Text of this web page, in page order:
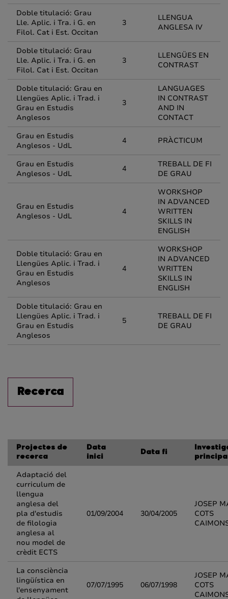
Doble titulació: Grau
Lle. Aplic. i Tra. i G. en
Filol. Cat i Est. Occitan
3
LLENGUA
ANGLESA IV
Doble titulació: Grau
Lle. Aplic. i Tra. i G. en
Filol. Cat i Est. Occitan
3
LLENGÜES EN
CONTRAST
Doble titulació: Grau en
Llengües Aplic. i Trad. i
Grau en Estudis
Anglesos
3
LANGUAGES
IN CONTRAST
AND IN
CONTACT
Grau en Estudis
Anglesos - UdL
4 PRÀCTICUM
Grau en Estudis
Anglesos - UdL
4
TREBALL DE FI
DE GRAU
Grau en Estudis
Anglesos - UdL
4
WORKSHOP
IN ADVANCED
WRITTEN
SKILLS IN
ENGLISH
Doble titulació: Grau en
Llengües Aplic. i Trad. i
Grau en Estudis
Anglesos
4
WORKSHOP
IN ADVANCED
WRITTEN
SKILLS IN
ENGLISH
Doble titulació: Grau en
Llengües Aplic. i Trad. i
Grau en Estudis
Anglesos
5
TREBALL DE FI
DE GRAU
Recerca
Projectes de
recerca
Data
inici
Data fi
Adaptació del
curriculum de
llengua
anglesa del
pla d'estudis
de filologia
anglesa al
nou model de
crèdit ECTS
01/09/2004 30/04/2005
JOSEP
COTS
La consciència
lingüística en
l'ensenyament
07/07/1995 06/07/1998
JOSEP
COTS